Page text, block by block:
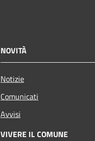
NOVITÀ
Notizie
Comunicati
Avvisi
VIVERE IL COMUNE